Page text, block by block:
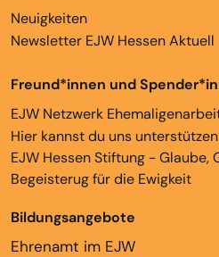
Neuigkeiten
Newsletter EJW Hessen Aktuell
Freund*innen und
EJW Netzwerk
Hier kannst du uns unterstützen
EJW Hessen Stiftung - Glaube,
Begeisterug für die Ewigkeit
Bildungsangebote
Ehrenamt im EJW